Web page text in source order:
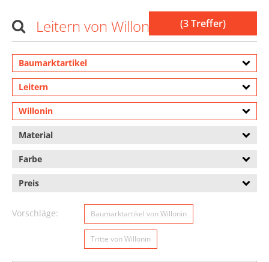
(3 Treffer)
Leitern von Willonin
Baumarktartikel
Leitern
Willonin
Material
Farbe
Preis
Vorschläge: Baumarktartikel von Willonin
Tritte von Willonin